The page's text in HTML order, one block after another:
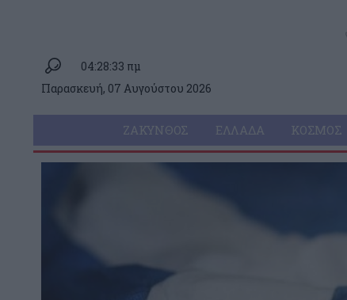
04:28:33 πμ
Παρασκευή, 07 Αυγούστου 2026
ΖΆΚΥΝΘΟΣ ΕΛΛΆΔΑ ΚΌΣΜΟΣ